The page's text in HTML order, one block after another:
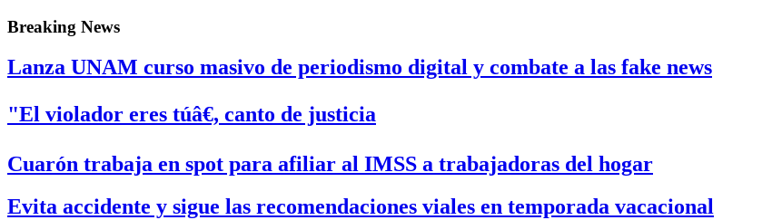
Breaking News
Lanza UNAM curso masivo de periodismo digital y combate a las fake news
"El violador eres túâ€, canto de justicia
Cuarón trabaja en spot para afiliar al IMSS a trabajadoras del hogar
Evita accidente y sigue las recomendaciones viales en temporada vacacional